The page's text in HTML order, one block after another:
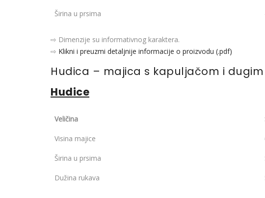
Širina u prsima
⇨ Dimenzije su informativnog karaktera.
⇨ Klikni i preuzmi detaljnije informacije o proizvodu (.pdf)
Hudica – majica s kapuljačom i
Hudice
Veličina
Visina majice
Širina u prsima
Dužina rukava